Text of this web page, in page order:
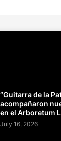
“Guitarra de la
acompañaron
en el Arboretum
July 16, 2026